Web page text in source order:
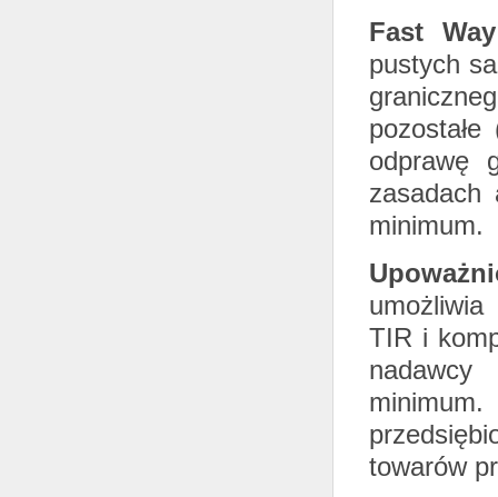
Fast Way
pustych
odprawę
zasadach
minimum.
TIR i
towarów